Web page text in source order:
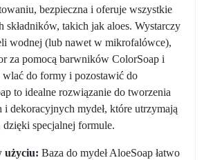
bezpieczna i oferuje wszystkie
składników, takich jak aloes. Wystarczy
wodnej (lub nawet w mikrofalówce),
za pomocą barwników ColorSoap i
wlać do formy i pozostawić do
to idealne rozwiązanie do tworzenia
i dekoracyjnych mydeł, które utrzymają
dzięki specjalnej formule.
użyciu: Baza do mydeł AloeSoap łatwo